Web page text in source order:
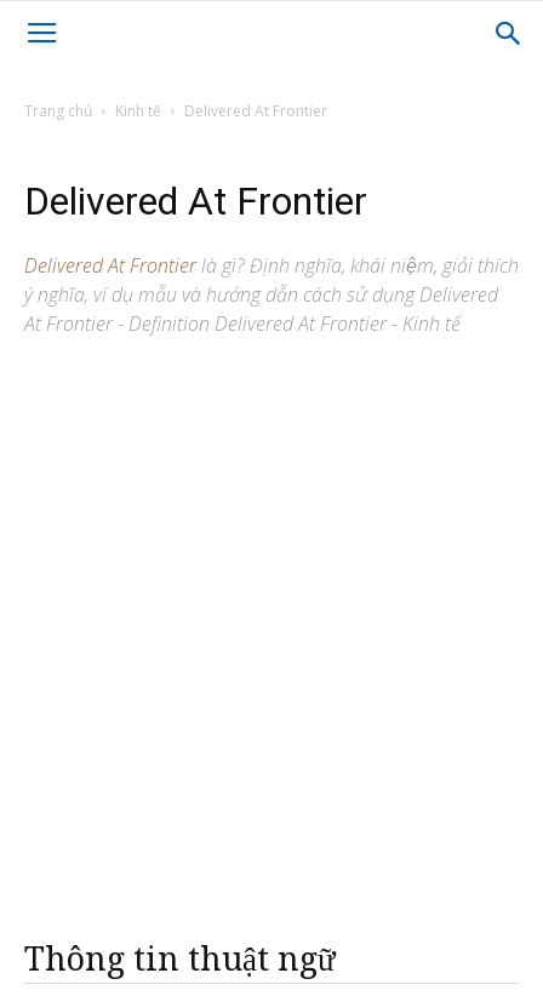
Trang chủ Kinh tế Delivered At Frontier
Delivered At Frontier
Delivered At Frontierlà gì? Định nghĩa, khái niệm, giải thích
ý nghĩa, ví dụ mẫu và hướng dẫn cách sử dụng Delivered
At Frontier - Definition Delivered At Frontier - Kinh tế
Thông tin thuật ngữ